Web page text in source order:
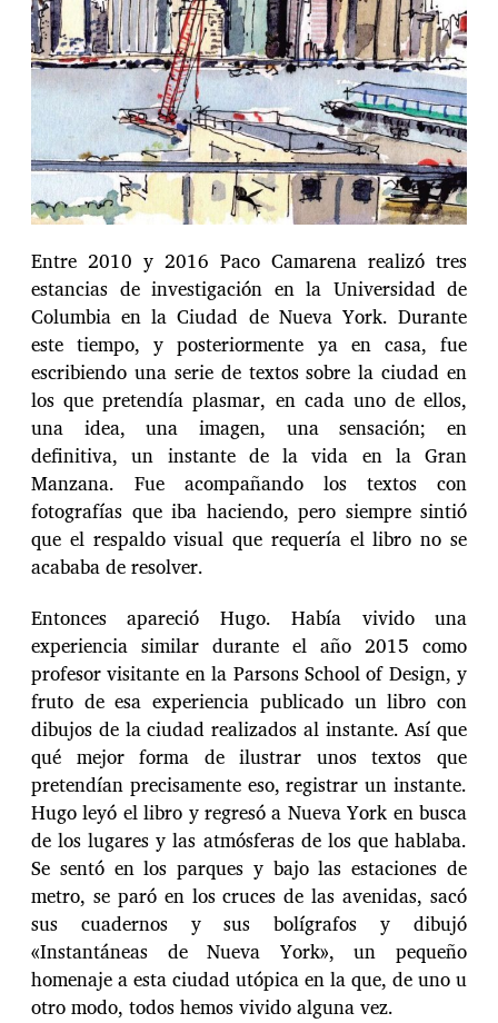
Entre 2010 y 2016 Paco Camarena realizó tres
estancias de investigación en la Universidad de
Columbia en la Ciudad de Nueva York. Durante
este tiempo, y posteriormente ya en casa, fue
escribiendo una serie de textos sobre la ciudad en
los que pretendía plasmar, en cada uno de ellos,
una idea, una imagen, una sensación; en
definitiva, un instante de la vida en la Gran
Manzana. Fue acompañando los textos con
fotografías que iba haciendo, pero siempre sintió
que el respaldo visual que requería el libro no se
acababa de resolver.
Entonces apareció Hugo. Había vivido una
experiencia similar durante el año 2015 como
profesor visitante en la Parsons School of Design, y
fruto de esa experiencia publicado un libro con
dibujos de la ciudad realizados al instante. Así que
qué mejor forma de ilustrar unos textos que
pretendían precisamente eso, registrar un instante.
Hugo leyó el libro y regresó a Nueva York en busca
de los lugares y las atmósferas de los que hablaba.
Se sentó en los parques y bajo las estaciones de
metro, se paró en los cruces de las avenidas, sacó
sus cuadernos y sus bolígrafos y dibujó
«Instantáneas de Nueva York», un pequeño
homenaje a esta ciudad utópica en la que, de uno u
otro modo, todos hemos vivido alguna vez.